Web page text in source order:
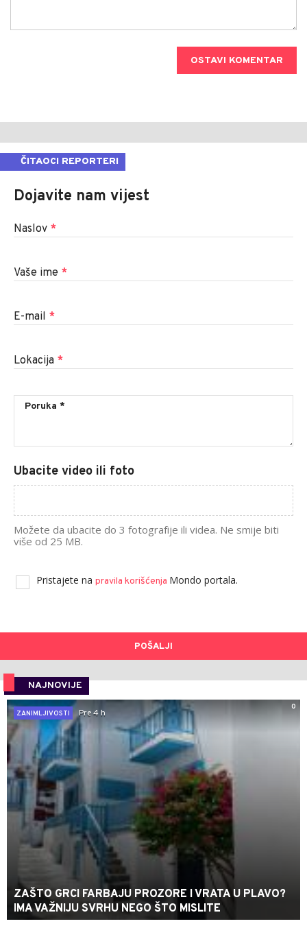
OSTAVI KOMENTAR
ČITAOCI REPORTERI
Dojavite nam vijest
Naslov *
Vaše ime *
E-mail *
Lokacija *
Ubacite video ili foto
Možete da ubacite do 3 fotografije ili videa. Ne smije biti
više od 25 MB.
Pristajete na pravila korišćenja Mondo portala.
POŠALJI
NAJNOVIJE
0
ZANIMLJIVOSTI
Pre 4 h
ZAŠTO GRCI FARBAJU PROZORE I VRATA U PLAVO?
IMA VAŽNIJU SVRHU NEGO ŠTO MISLITE